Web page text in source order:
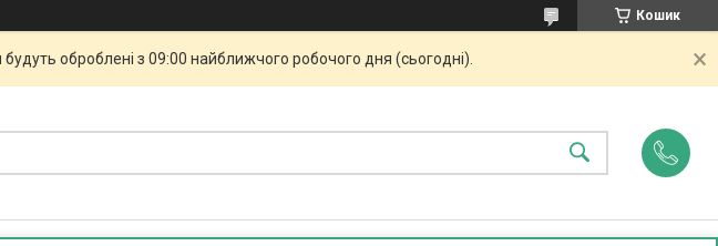
Кошик
оброблені з 09:00 найближчого робочого дня (сьогодні).